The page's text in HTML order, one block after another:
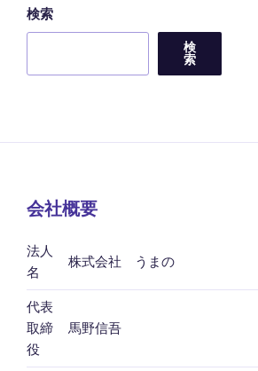
お
知
せ
店
新
宿
店）"
の
検索
検
索
会社概要
法人
名
株式会社 うまの
代表
取締
役
馬野信吾